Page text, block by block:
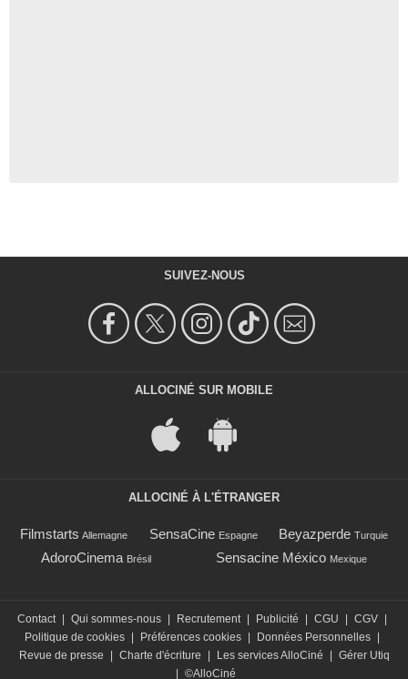
SUIVEZ-NOUS
ALLOCINÉ SUR MOBILE
ALLOCINÉ À L'ÉTRANGER
Filmstarts Allemagne SensaCine Espagne Beyazperde Turquie
AdoroCinema Brésil Sensacine México Mexique
Contact Qui sommes-nous Recrutement Publicité CGU CGV
Politique de cookies
Préférences cookies Données Personnelles
Revue de presse
Charte d'écriture Les services AlloCiné
Gérer Utiq
©AlloCiné